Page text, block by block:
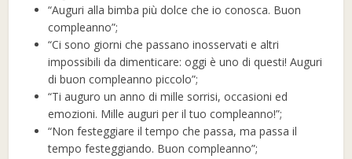
“Auguri alla bimba più dolce che io conosca. Buon
compleanno”;
“Ci sono giorni che passano inosservati e altri
impossibili da dimenticare: oggi è uno di questi! Auguri
di buon compleanno piccolo”;
“Ti auguro un anno di mille sorrisi, occasioni ed
emozioni. Mille auguri per il tuo compleanno!”;
“Non festeggiare il tempo che passa, ma passa il
tempo festeggiando. Buon compleanno”;